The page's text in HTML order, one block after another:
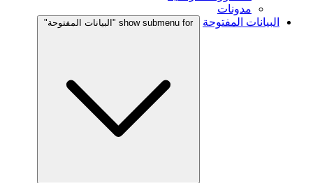
مدونات
البيانات المفتوحة
show submenu for "البيانات المفتوحة"